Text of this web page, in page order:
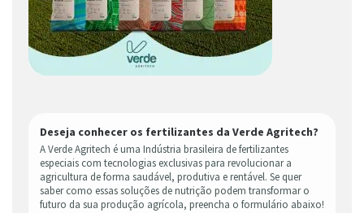
Deseja conhecer os fertilizantes da Verde Agritech?
A Verde Agritech é uma Indústria brasileira de fertilizantes
especiais com tecnologias exclusivas para revolucionar a
agricultura de forma saudável, produtiva e rentável. Se quer
saber como essas soluções de nutrição podem transformar o
futuro da sua produção agrícola, preencha o formulário abaixo!